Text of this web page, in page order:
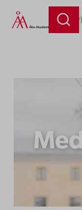
Siirry
sisältöön